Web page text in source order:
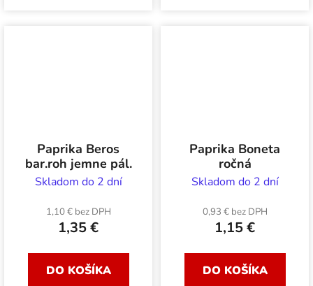
Paprika Beros
bar.roh jemne pál.
Skladom do 2 dní
1,10 € bez DPH
1,35 €
DO KOŠÍKA
Paprika Boneta
ročná
Skladom do 2 dní
0,93 € bez DPH
1,15 €
DO KOŠÍKA